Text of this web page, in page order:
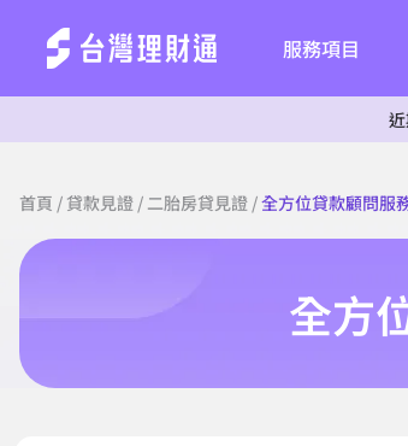
服務項目
近期金融詐
首頁 / 貸款見證 / 二胎房貸見證 /全方位貸款顧問服
全方